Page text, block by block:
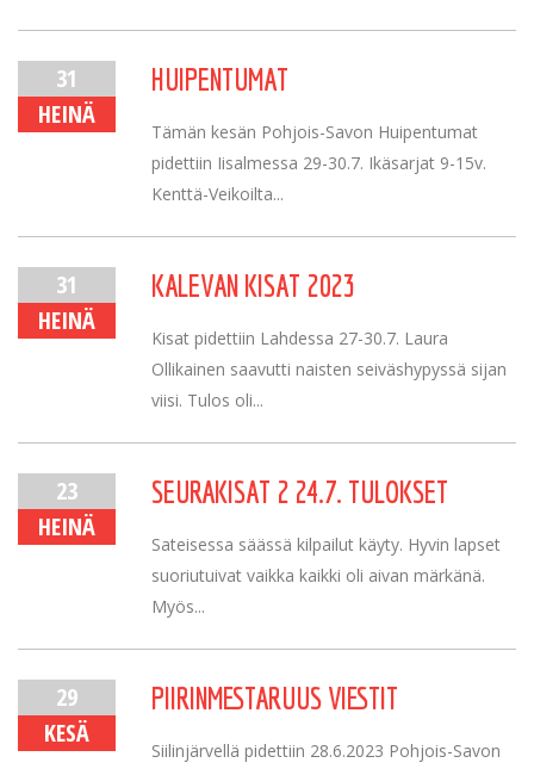
31
HEINÄ
HUIPENTUMAT
Tämän kesän Pohjois-Savon Huipentumat
pidettiin Iisalmessa 29-30.7. Ikäsarjat 9-15v.
Kenttä-Veikoilta...
31
HEINÄ
KALEVAN KISAT 2023
Kisat pidettiin Lahdessa 27-30.7. Laura
Ollikainen saavutti naisten seiväshypyssä sijan
viisi. Tulos oli...
23
HEINÄ
SEURAKISAT 2 24.7. TULOKSET
Sateisessa säässä kilpailut käyty. Hyvin lapset
suoriutuivat vaikka kaikki oli aivan märkänä.
Myös...
29
KESÄ
PIIRINMESTARUUS VIESTIT
Siilinjärvellä pidettiin 28.6.2023 Pohjois-Savon